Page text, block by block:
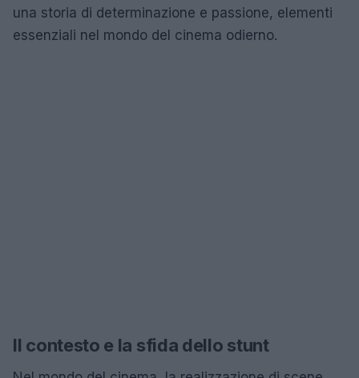
una storia di determinazione e passione, elementi
essenziali nel mondo del cinema odierno.
Il contesto e la sfida dello stunt